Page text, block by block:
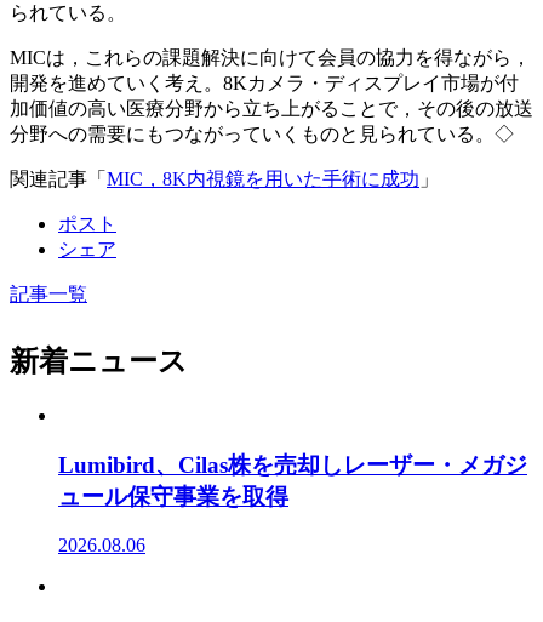
られている。
MICは，これらの課題解決に向けて会員の協力を得ながら，
開発を進めていく考え。8Kカメラ・ディスプレイ市場が付
加価値の高い医療分野から立ち上がることで，その後の放送
分野への需要にもつながっていくものと見られている。◇
関連記事「 MIC，8K内視鏡を用いた手術に成功 」
ポスト
シェア
記事一覧
新着ニュース
Lumibird、Cilas株を売却しレーザー・メガジ
ュール保守事業を取得
2026.08.06